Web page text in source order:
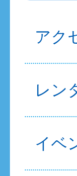
アク
レン
イベ